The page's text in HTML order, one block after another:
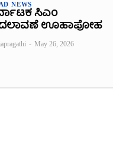
NEWS
ಸಿಎಂ
ಊಹಾಪೋಹ
- May 26, 2026